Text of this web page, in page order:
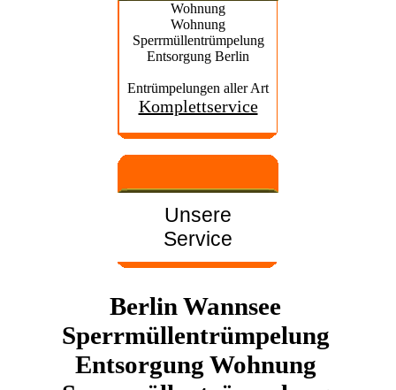
Wohnung
Wohnung
Sperrmüllentrümpelung
Entsorgung Berlin
Entrümpelungen aller Art
Komplettservice
Unsere
Service
Berlin Wannsee
Sperrmüllentrümpelung
Entsorgung Wohnung